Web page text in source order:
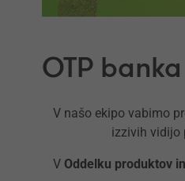
OTP
V našo ekipo vabimo
izzivih vidijo
V Oddelku produktov